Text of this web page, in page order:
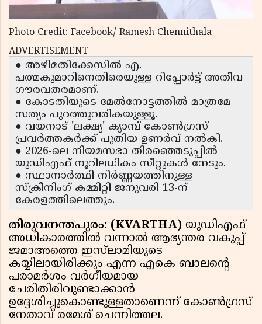
Photo Credit: Facebook/ Ramesh Chennithala
ADVERTISEMENT
● അഴിമതിക്കേസിൽ എ.
പത്മകുമാറിനെതിരെയുള്ള റിപ്പോർട്ട് അതീവ
ഗൗരവതരമാണ്.
● കോടതിയുടെ മേൽനോട്ടത്തിൽ മാത്രമേ
സത്യം പുറത്തുവരികയുള്ളൂ.
● വയനാട് 'ലക്ഷ്യ' ക്യാമ്പ് കോൺഗ്രസ്
പ്രവർത്തകർക്ക് പുതിയ ഉണർവ് നൽകി.
● 2026-ലെ നിയമസഭാ തിരഞ്ഞെടുപ്പിൽ
യുഡിഎഫ് നൂറിലധികം സീറ്റുകൾ നേടും.
● സ്ഥാനാർത്ഥി നിർണ്ണയത്തിനുള്ള
സ്ക്രീനിംഗ് കമ്മിറ്റി ജനുവരി 13-ന്
കേരളത്തിലെത്തും.
തിരുവനന്തപുരം: (KVARTHA) യുഡിഎഫ്
അധികാരത്തിൽ വന്നാൽ ആഭ്യന്തര വകുപ്പ്
ജമാഅത്തെ ഇസ്‌ലാമിയുടെ
കയ്യിലായിരിക്കും എന്ന എകെ ബാലന്റെ
പരാമർശം വർഗീയമായ
ചേരിതിരിവുണ്ടാക്കാൻ
ഉദ്ദേശിച്ചുകൊണ്ടുള്ളതാണെന്ന് കോൺഗ്രസ്
നേതാവ് രമേശ് ചെന്നിത്തല.